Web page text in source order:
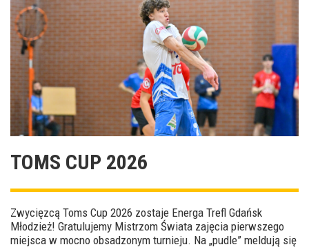
TOMS CUP 2026
Zwycięzcą Toms Cup 2026 zostaje Energa Trefl Gdańsk
Młodzież! Gratulujemy Mistrzom Świata zajęcia pierwszego
miejsca w mocno obsadzonym turnieju. Na „pudle” meldują się